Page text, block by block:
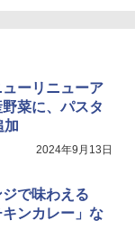
ムオーブンレン
ブラック 25
ーブル 電子レン
フライ調理 簡単
ーリニューア
菜に、パスタ
加
2024年9月13日
で味わえる
キンカレー」な